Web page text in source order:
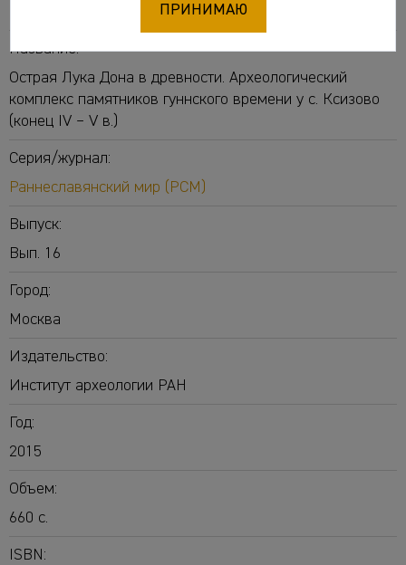
Обломский Андрей Михайлович[отв. ред.]
Название:
Острая Лука Дона в древности. Археологический
комплекс памятников гуннского времени у с. Ксизово
(конец IV – V в.)
Серия/журнал:
Раннеславянский мир (РСМ)
Выпуск:
Вып. 16
Город:
Москва
Издательство:
Институт археологии РАН
Год:
2015
Объем:
660 с.
ISBN:
ПРИНИМАЮ